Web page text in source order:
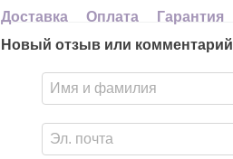
Доставка
Оплата
Гарантия
Новый отзыв или комментарий